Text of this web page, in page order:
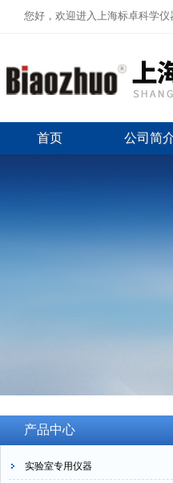
您好，欢迎进入上海标卓科学仪
首页 公司简
产品中心
实验室专用仪器